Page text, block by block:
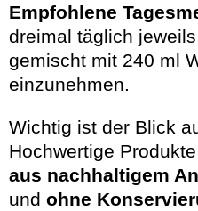
Empfohlene
dreimal täglich
gemischt mit 240 ml
einzunehmen.
Wichtig ist der Blick
Hochwertige
aus nachhaltigem
und ohne